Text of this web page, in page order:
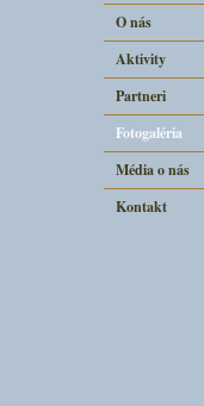
O nás
Aktivity
Partneri
Fotogaléria
Média o nás
Kontakt